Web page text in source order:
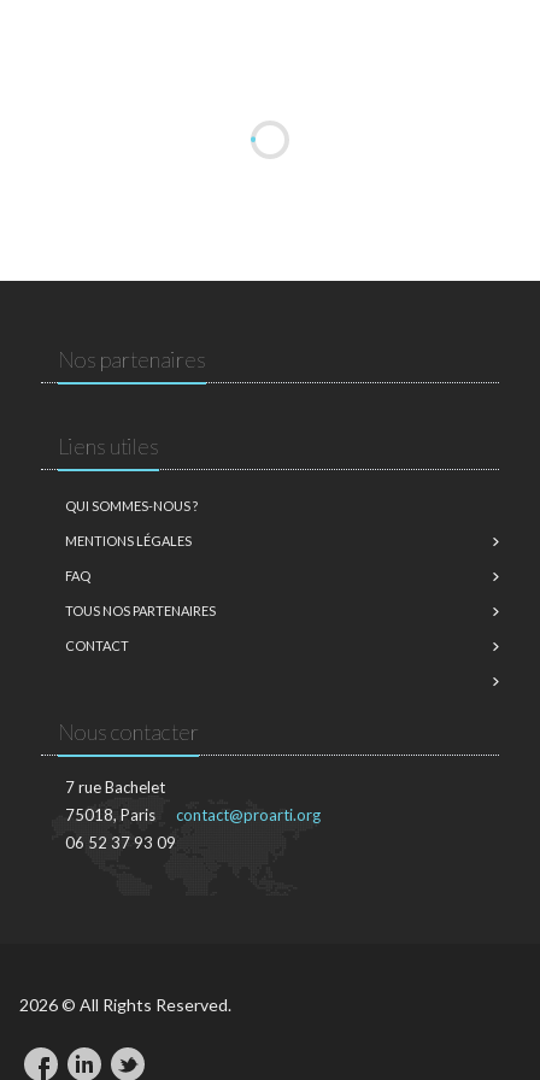
Nos partenaires
Liens utiles
QUI SOMMES-NOUS ?
MENTIONS LÉGALES
FAQ
TOUS NOS PARTENAIRES
CONTACT
Nous contacter
7 rue Bachelet
75018, Paris
06 52 37 93 09
contact@proarti.org
2026 © All Rights Reserved.